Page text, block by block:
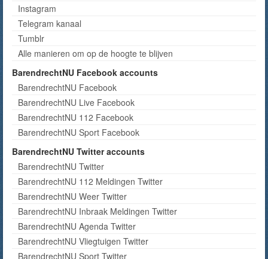
Instagram
Telegram kanaal
Tumblr
Alle manieren om op de hoogte te blijven
BarendrechtNU Facebook accounts
BarendrechtNU Facebook
BarendrechtNU Live Facebook
BarendrechtNU 112 Facebook
BarendrechtNU Sport Facebook
BarendrechtNU Twitter accounts
BarendrechtNU Twitter
BarendrechtNU 112 Meldingen Twitter
BarendrechtNU Weer Twitter
BarendrechtNU Inbraak Meldingen Twitter
BarendrechtNU Agenda Twitter
BarendrechtNU Vliegtuigen Twitter
BarendrechtNU Sport Twitter